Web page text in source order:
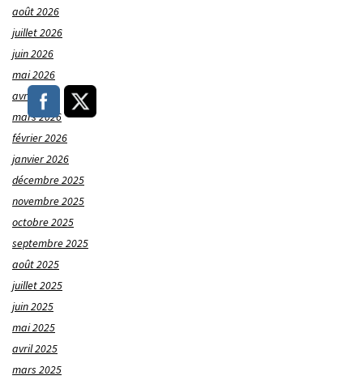
août 2026
juillet 2026
juin 2026
mai 2026
avril 2026
mars 2026
février 2026
janvier 2026
décembre 2025
novembre 2025
octobre 2025
septembre 2025
août 2025
juillet 2025
juin 2025
mai 2025
avril 2025
mars 2025